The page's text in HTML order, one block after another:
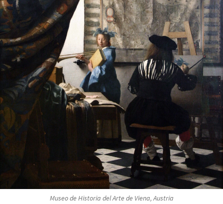
Museo de Historia del Arte de Viena, Austria